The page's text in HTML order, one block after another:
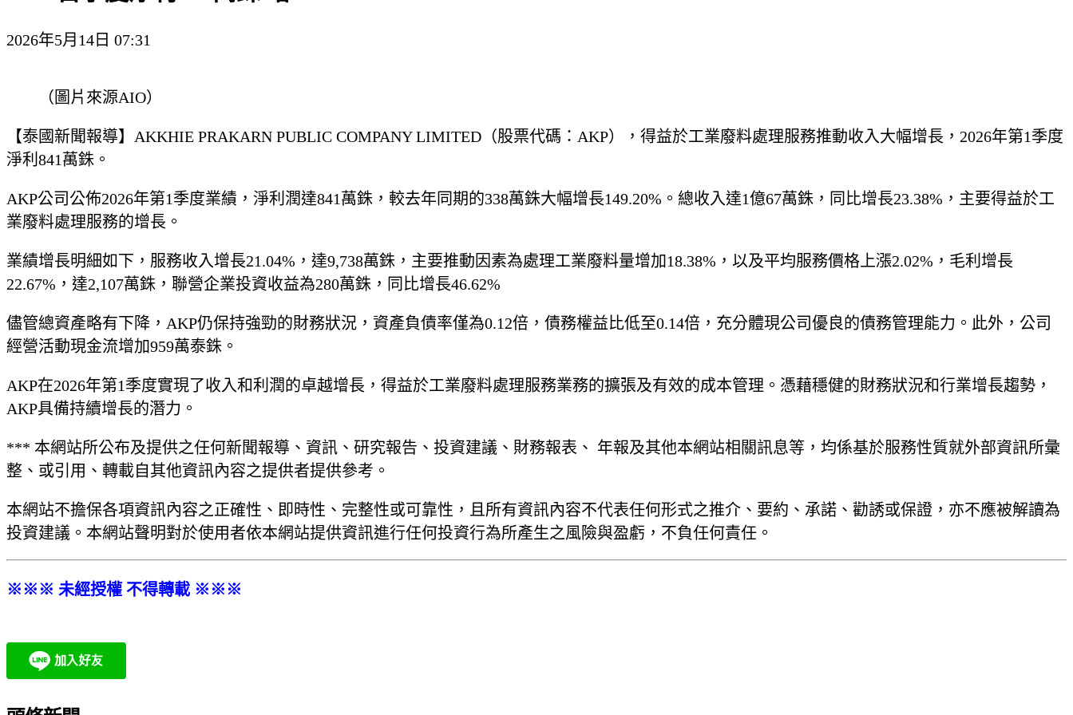
2026年5月14日 07:31
（圖片來源AIO）
【泰國新聞報導】AKKHIE PRAKARN PUBLIC COMPANY LIMITED（股票代碼：AKP），得益於工業廢料處理服務推動收入大幅增長，2026年第1季度
淨利841萬銖。
AKP公司公佈2026年第1季度業績，淨利潤達841萬銖，較去年同期的338萬銖大幅增長149.20%。總收入達1億67萬銖，同比增長23.38%，主要得益於工
業廢料處理服務的增長。
業績增長明細如下，服務收入增長21.04%，達9,738萬銖，主要推動因素為處理工業廢料量增加18.38%，以及平均服務價格上漲2.02%，毛利增長
22.67%，達2,107萬銖，聯營企業投資收益為280萬銖，同比增長46.62%
儘管總資產略有下降，AKP仍保持強勁的財務狀況，資產負債率僅為0.12倍，債務權益比低至0.14倍，充分體現公司優良的債務管理能力。此外，公司
經營活動現金流增加959萬泰銖。
AKP在2026年第1季度實現了收入和利潤的卓越增長，得益於工業廢料處理服務業務的擴張及有效的成本管理。憑藉穩健的財務狀況和行業增長趨勢，
AKP具備持續增長的潛力。
*** 本網站所公布及提供之任何新聞報導、資訊、研究報告、投資建議、財務報表、 年報及其他本網站相關訊息等，均係基於服務性質就外部資訊所彙
整、或引用、轉載自其他資訊內容之提供者提供參考。
本網站不擔保各項資訊內容之正確性、即時性、完整性或可靠性，且所有資訊內容不代表任何形式之推介、要約、承諾、勸誘或保證，亦不應被解讀為
投資建議。本網站聲明對於使用者依本網站提供資訊進行任何投資行為所產生之風險與盈虧，不負任何責任。
※※※ 未經授權 不得轉載 ※※※